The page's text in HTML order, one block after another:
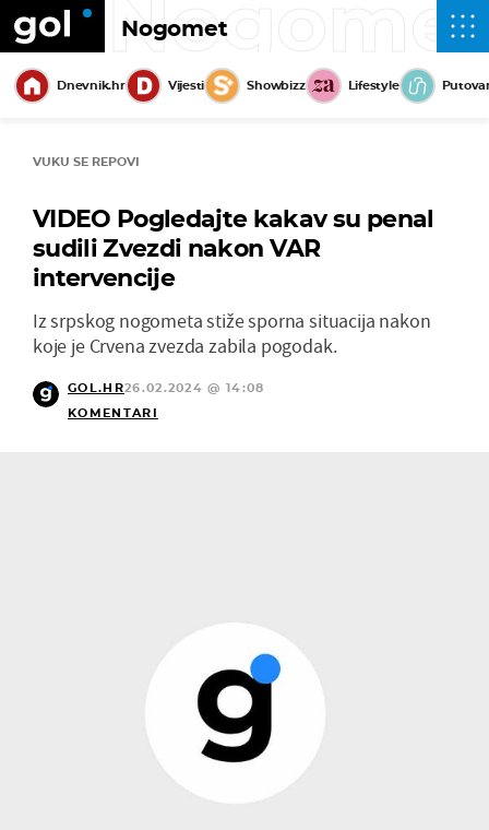
Nogomet
Dnevnik.hr Vijesti Showbizz Lifestyle
VUKU SE REPOVI
VIDEO Pogledajte kakav su penal
sudili Zvezdi nakon VAR
intervencije
Iz srpskog nogometa stiže sporna situacija nakon
koje je Crvena zvezda zabila pogodak.
GOL.HR26.02.2024 @ 14:08
KOMENTARI